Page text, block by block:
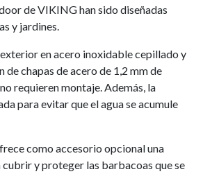
de VIKING han sido diseñadas
y jardines.
en acero inoxidable cepillado y
de chapas de acero de 1,2 mm de
requieren montaje. Además, la
para evitar que el agua se acumule
como accesorio opcional una
y proteger las barbacoas que se